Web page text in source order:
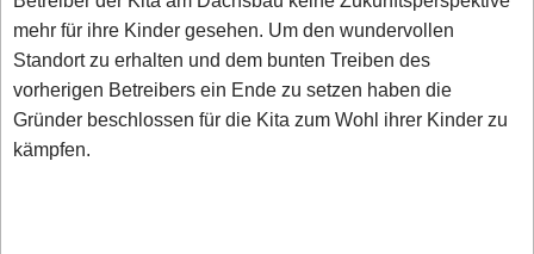
mehr für ihre Kinder gesehen. Um den wundervollen
Standort zu erhalten und dem bunten Treiben des
vorherigen Betreibers ein Ende zu setzen haben die
Gründer beschlossen für die Kita zum Wohl ihrer Kinder zu
kämpfen.